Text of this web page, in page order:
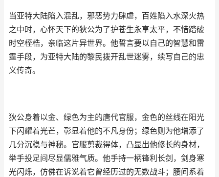
当亚特大陆陷入混乱，邪恶势力肆虐，百姓陷入水深火热
之中时，心怀天下的狄公为了护苍生永享太平，不惜踏破
时空桎梏，亲临这片异世界。他誓言要以自己的智慧和雷
霆手段，为亚特大陆的黎民拨开乱世迷雾，续写自己的忠
义传奇。
狄公身着以金、绿色为主的唐代官服，金色的丝线在阳光
下闪耀着光芒，彰显着他的不凡身份；绿色则为他增添了
几分沉稳与神秘。官服剪裁得体，凸显出他修长的身材，
举手投足间尽显儒雅气质。他手持一柄锋利长剑，剑身寒
光闪烁，仿佛在诉说着它曾经历过的无数战斗；腰间系着